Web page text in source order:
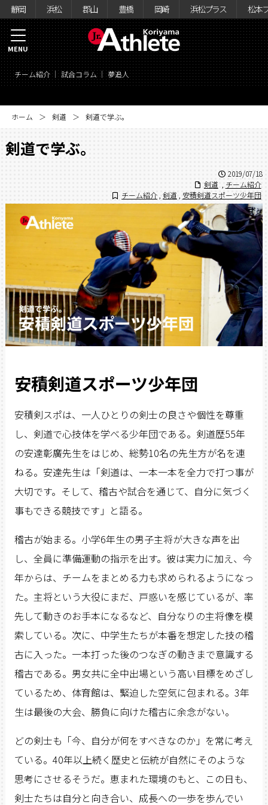
静岡 浜松 郡山 豊橋 岡崎 浜松プラス 松本
チーム紹介 試合コラム 夢追人
MENU
ホーム 剣道 剣道で学ぶ。
剣道で学ぶ。
2019/07/18
剣道
チーム紹介
チーム紹介 剣道 安積剣道スポーツ少年団
安積剣道スポーツ少年団
安積剣スポは、一人ひとりの剣士の良さや個性を尊重
し、剣道で心技体を学べる少年団である。剣道歴55年
の安達彰廣先生をはじめ、総勢10名の先生方が名を連
ねる。安達先生は「剣道は、一本一本を全力で打つ事が
大切です。そして、稽古や試合を通じて、自分に気づく
事もできる競技です」と語る。
稽古が始まる。小学6年生の男子主将が大きな声を出
し、全員に準備運動の指示を出す。彼は実力に加え、今
年からは、チームをまとめる力も求められるようになっ
た。主将という大役にまだ、戸惑いを感じているが、率
先して動きのお手本になるなど、自分なりの主将像を模
索している。次に、中学生たちが本番を想定した技の稽
古に入った。一本打った後のつなぎの動きまで意識する
稽古である。男女共に全中出場という高い目標をめざし
ているため、体育館は、緊迫した空気に包まれる。3年
生は最後の大会、勝負に向けた稽古に余念がない。
どの剣士も「今、自分が何をすべきなのか」を常に考え
ている。40年以上続く歴史と伝統が自然にそのような
思考にさせるそうだ。恵まれた環境のもと、この日も、
剣士たちは自分と向き合い、成長への一歩を歩んでい